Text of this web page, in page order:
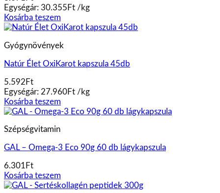
Egységár: 30.355 Ft /kg
Kosárba teszem
Gyógynövények
Natúr Élet OxiKarot kapszula 45db
5.592 Ft
Egységár: 27.960Ft /kg
Kosárba teszem
Szépségvitamin
GAL – Omega-3 Eco 90g 60 db lágykapszula
6.301 Ft
Kosárba teszem